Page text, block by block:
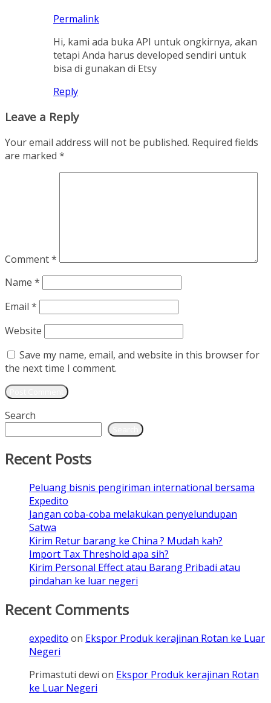
Permalink
Hi, kami ada buka API untuk ongkirnya, akan
tetapi Anda harus developed sendiri untuk
bisa di gunakan di Etsy
Reply
Leave a Reply
Your email address will not be published. Required fields
are marked *
Comment*
Name *
Email *
Website
Save my name, email, and website in this browser for
the next time I comment.
Search
Recent Posts
Peluang bisnis pengiriman international bersama
Expedito
Jangan coba-coba melakukan penyelundupan
Satwa
Kirim Retur barang ke China ? Mudah kah?
Import Tax Threshold apa sih?
Kirim Personal Effect atau Barang Pribadi atau
pindahan ke luar negeri
Recent Comments
expedito on Ekspor Produk kerajinan Rotan ke Luar
Negeri
Primastuti dewi on Ekspor Produk kerajinan Rotan
ke Luar Negeri